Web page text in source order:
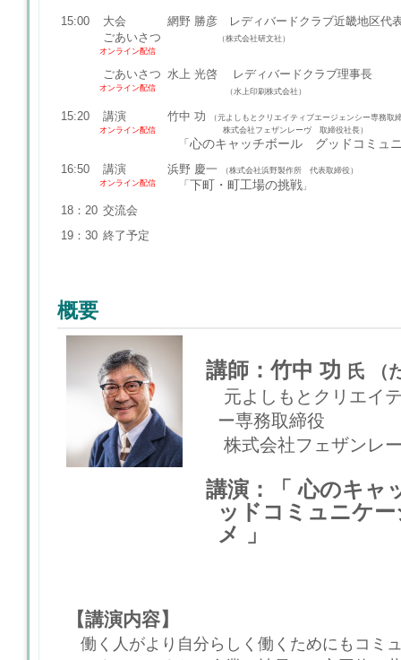
15:00
大会
ごあいさつ
オンライン配信
網野 勝彦 レディバードクラブ近畿地区代
（株式会社研文社）
ごあいさつ
オンライン配信
水上 光啓 レディバードクラブ理事長
（水上印刷株式会社）
15:20 講演
オンライン配信
竹中 功
（元よしもとクリエイティブエージェンシー専務取
株式会社フェザンレーヴ 取締役社長）
「 心のキャッチボール グッドコミュ
16:50 講演
オンライン配信
浜野 慶一 （株式会社浜野製作所 代表取締役）
「 下町・町工場の挑戦 」
18：20 交流会
19：30 終了予定
概要
講師：竹中 功 氏 （
元よしもとクリエイ
ー専務取締役
株式会社フェザンレ
講演：「 心のキ
ッドコミュニケ
メ 」
【講演内容】
働く人がより自分らしく働くためにもコミ